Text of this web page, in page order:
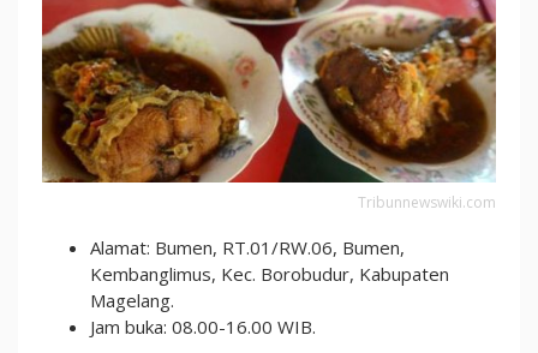
Tribunnewswiki.com
Alamat: Bumen, RT.01/RW.06, Bumen,
Kembanglimus, Kec. Borobudur, Kabupaten
Magelang.
Jam buka: 08.00-16.00 WIB.